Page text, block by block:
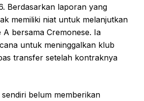
Berdasarkan laporan yang
memiliki niat untuk melanjutkan
A bersama Cremonese. Ia
untuk meninggalkan klub
transfer setelah kontraknya
belum memberikan